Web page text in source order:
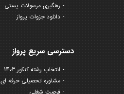
رهگیری مرسولات پستی
دانلود جزوات پرواز
دسترسی سریع پرواز
انتخاب رشته کنکور 1403
مشاوره تحصیلی حرفه ای
فرصت شغلی